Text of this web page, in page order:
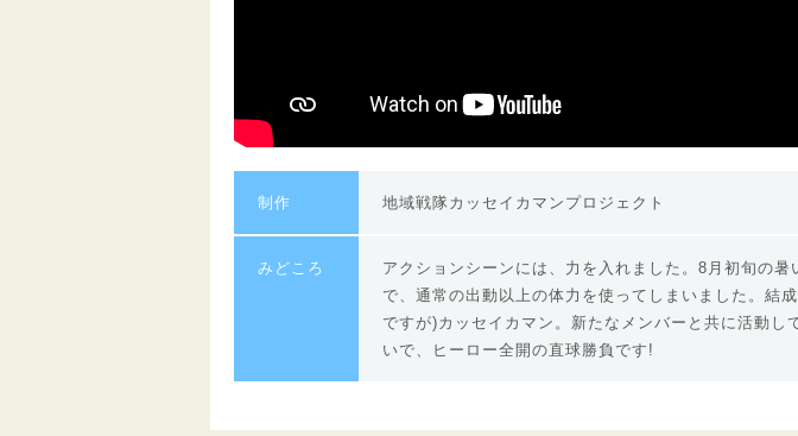
制作 地域戦隊カッセイカマンプロジェクト
みどころ
アクションシーンには、力を入れました。8月初旬の暑
で、通常の出動以上の体力を使ってしまいました。結
ですが)カッセイカマン。新たなメンバーと共に活動し
いで、ヒーロー全開の直球勝負です!